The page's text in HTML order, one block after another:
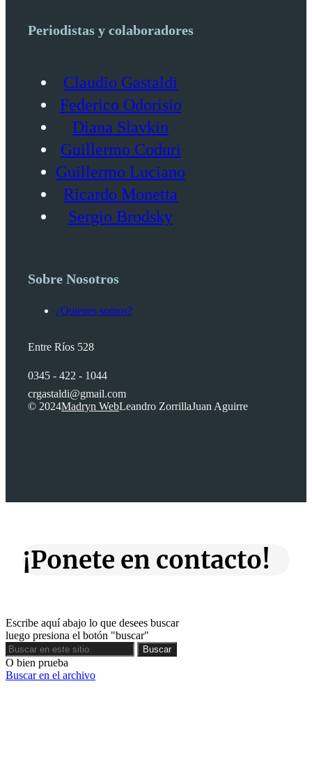
Periodistas y colaboradores
Claudio Gastaldi
Federico Odorisio
Diana Slavkin
Guillermo Coduri
Guillermo Luciano
Ricardo Monetta
Sergio Brodsky
Sobre Nosotros
¿Quienes somos?
Entre Ríos 528
0345 - 422 - 1044
crgastaldi@gmail.com
© 2024Madryn WebLeandro ZorrillaJuan Aguirre
¡Ponete en contacto!
Escribe aquí abajo lo que desees buscar
luego presiona el botón "buscar"
Buscar
Buscar
O bien prueba
Buscar en el archivo